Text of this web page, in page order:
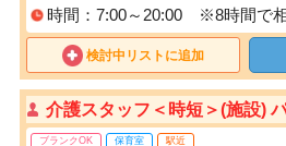
時間：7:00～20:00 ※8時間で
検討中リストに追加
介護スタッフ＜時短＞(施設)
ブランクOK 保育室 駅近